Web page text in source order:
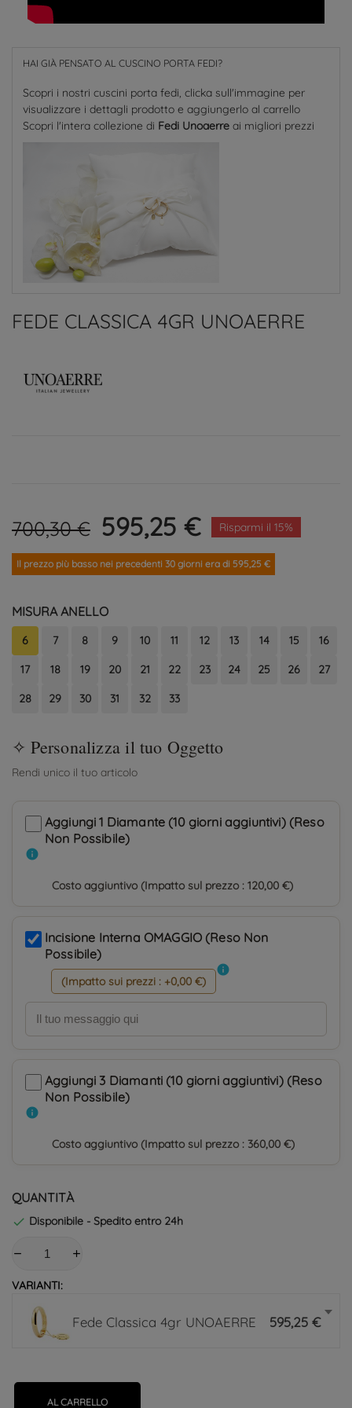
HAI GIÀ PENSATO AL CUSCINO PORTA FEDI?
Scopri i nostri cuscini porta fedi, clicka sull'immagine per
visualizzare i dettagli prodotto e aggiungerlo al carrello
Scopri l'intera collezione di Fedi Unoaerreai migliori prezzi
FEDE CLASSICA 4GR UNOAERRE
700,30 € 595,25 € Risparmi il 15%
Il prezzo più basso nei precedenti 30 giorni era di 595,25 €
MISURA ANELLO
6 7 8 9 10 11 12 13 14 15 16
17 18 19 20 21 22 23 24 25 26 27
28 29 30 31 32 33
Aggiungi 1 Diamante (10 giorni aggiuntivi) (Reso
Non Possibile)
info
Costo aggiuntivo (Impatto sul prezzo : 120,00 €)
Incisione Interna OMAGGIO (Reso Non
Possibile)
(Impatto sui prezzi : +0,00 €)
info
Aggiungi 3 Diamanti (10 giorni aggiuntivi) (Reso
Non Possibile)
info
Costo aggiuntivo (Impatto sul prezzo : 360,00 €)
QUANTITÀ
 Disponibile - Spedito entro 24h
VARIANTI:
Fede Classica 4gr UNOAERRE 595,25 €
AL CARRELLO